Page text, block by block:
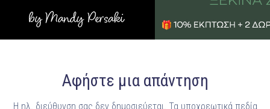
Αφήστε μια απάντηση
Η ηλ. διεύθυνση σας δεν δημοσιεύεται. Τα υποχρεωτικά πεδία